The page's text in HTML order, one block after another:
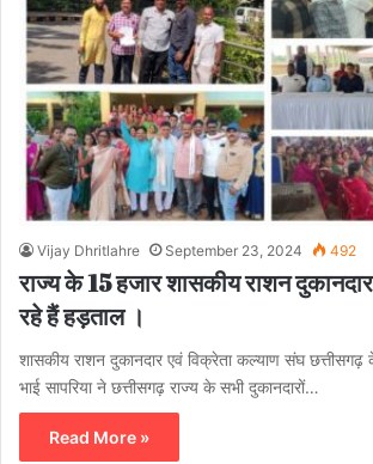
Vijay Dhritlahre September 23, 2024 492
राज्य के 15 हजार शासकीय राशन
रहे हैं हड़ताल ।
शासकीय राशन दुकानदार एवं विक्रेता कल्याण संघ छत्तीसगढ़
भाई सापरिया ने छत्तीसगढ़ राज्य के सभी दुकानदारों…
Read More »